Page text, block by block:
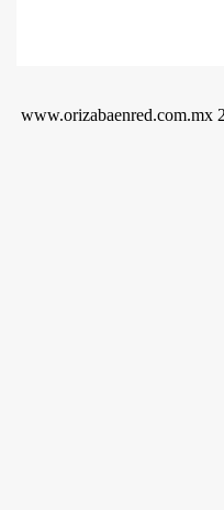
www.orizabaenred.com.mx